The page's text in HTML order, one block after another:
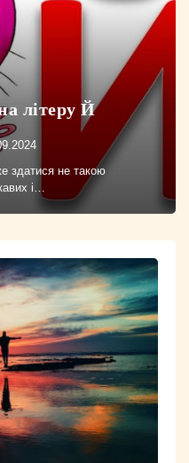
літеру Й
здатися не такою
і…